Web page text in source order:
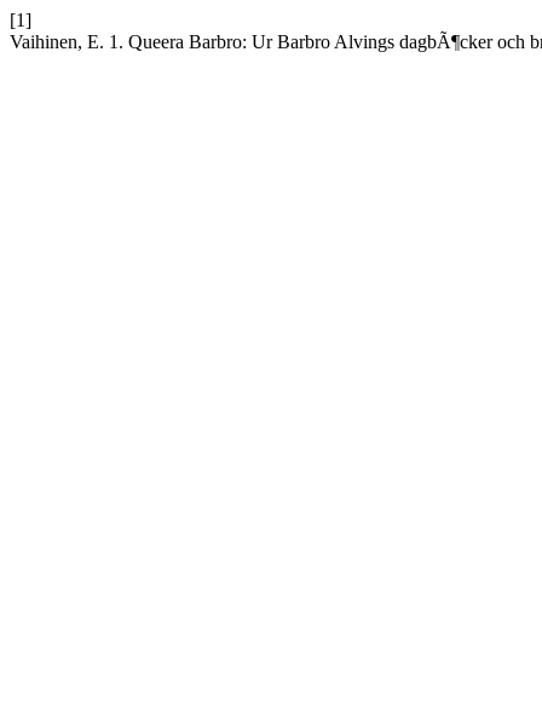
[1]
Vaihinen, E. 1. Queera Barbro: Ur Barbro Alvings dagbÃ¶cker och